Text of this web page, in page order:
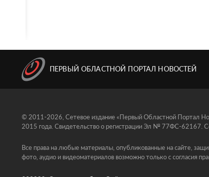
ПЕРВЫЙ ОБЛАСТНОЙ ПОРТАЛ НОВОСТЕЙ
© 2011-2026, Сетевое издание «Первый Областной Портал
2015 года. Свидетельство о регистрации Эл № 77ФС-62167.
Все права на любые материалы, опубликованные на сайте,
фото, аудио и видеоматериалов возможно только с согласия